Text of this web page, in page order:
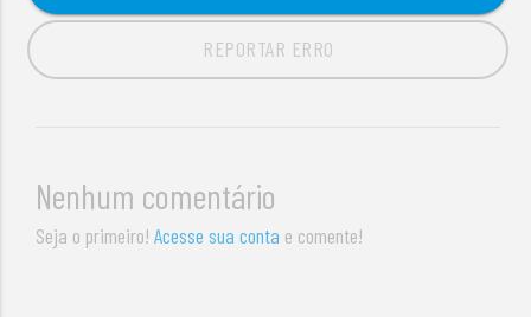
REPORTAR ERRO
Nenhum comentário
Seja o primeiro!Acesse sua conta e comente!